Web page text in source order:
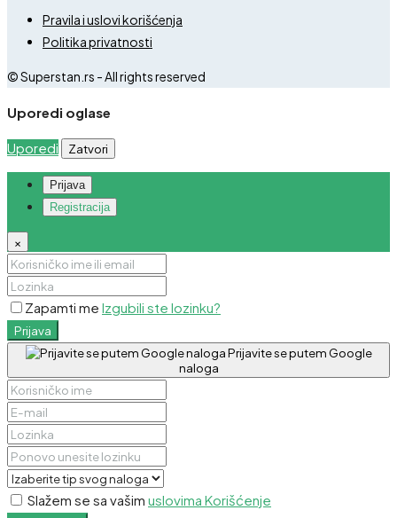
Pravila i uslovi korišćenja
Politika privatnosti
© Superstan.rs - All rights reserved
Uporedi oglase
Uporedi Zatvori
Prijava
Registracija
×
Zapamti me Izgubili ste lozinku?
Prijava
Prijavite se putem Google
naloga
Slažem se sa vašim uslovima Korišćenje